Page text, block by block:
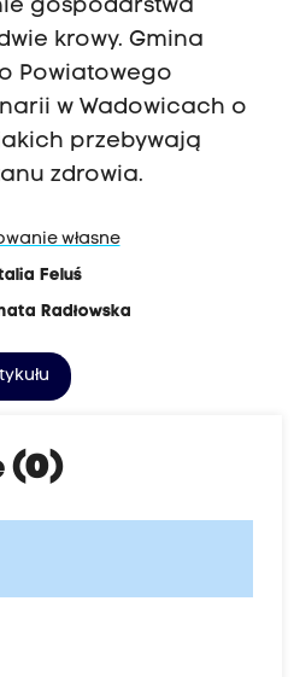
gospodarstwa
krowy. Gmina
Powiatowego
w Wadowicach o
przebywają
zdrowia.
własne
Feluś
Radłowska
(0)